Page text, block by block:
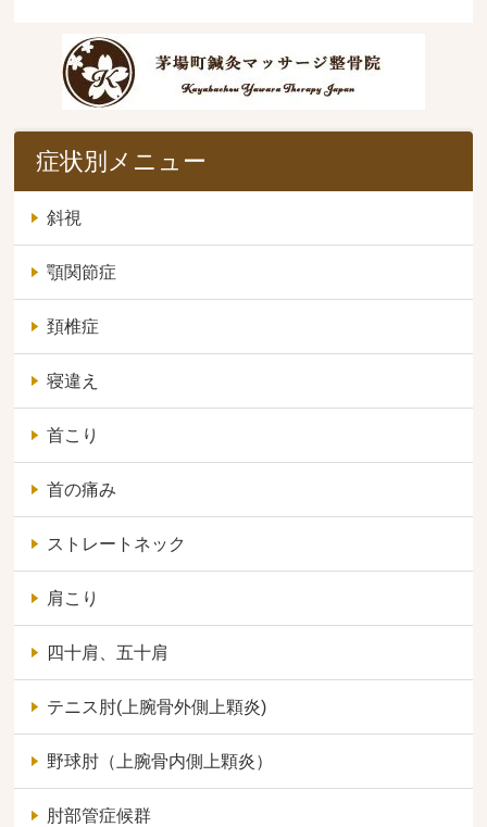
症状別メニュー
斜視
顎関節症
頚椎症
寝違え
首こり
首の痛み
ストレートネック
肩こり
四十肩、五十肩
テニス肘(上腕骨外側上顆炎)
野球肘（上腕骨内側上顆炎）
肘部管症候群